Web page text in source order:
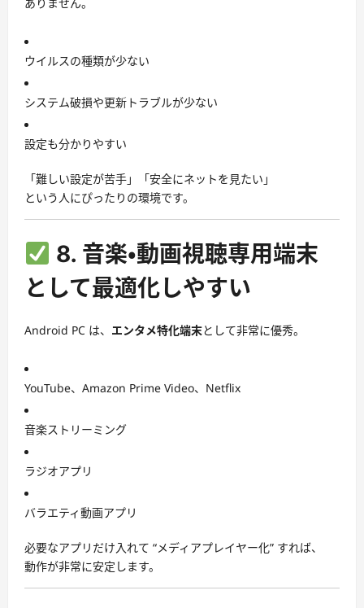
ありません。
ウイルスの種類が少ない
システム破損や更新トラブルが少ない
設定も分かりやすい
「難しい設定が苦手」「安全にネットを見たい」
という人にぴったりの環境です。
8. 音楽・動画視聴専用端末
として最適化しやすい
Android PC は、 エンタメ特化端末として非常に優秀。
YouTube、Amazon Prime Video、Netflix
音楽ストリーミング
ラジオアプリ
バラエティ動画アプリ
必要なアプリだけ入れて “メディアプレイヤー化” すれば、
動作が非常に安定します。